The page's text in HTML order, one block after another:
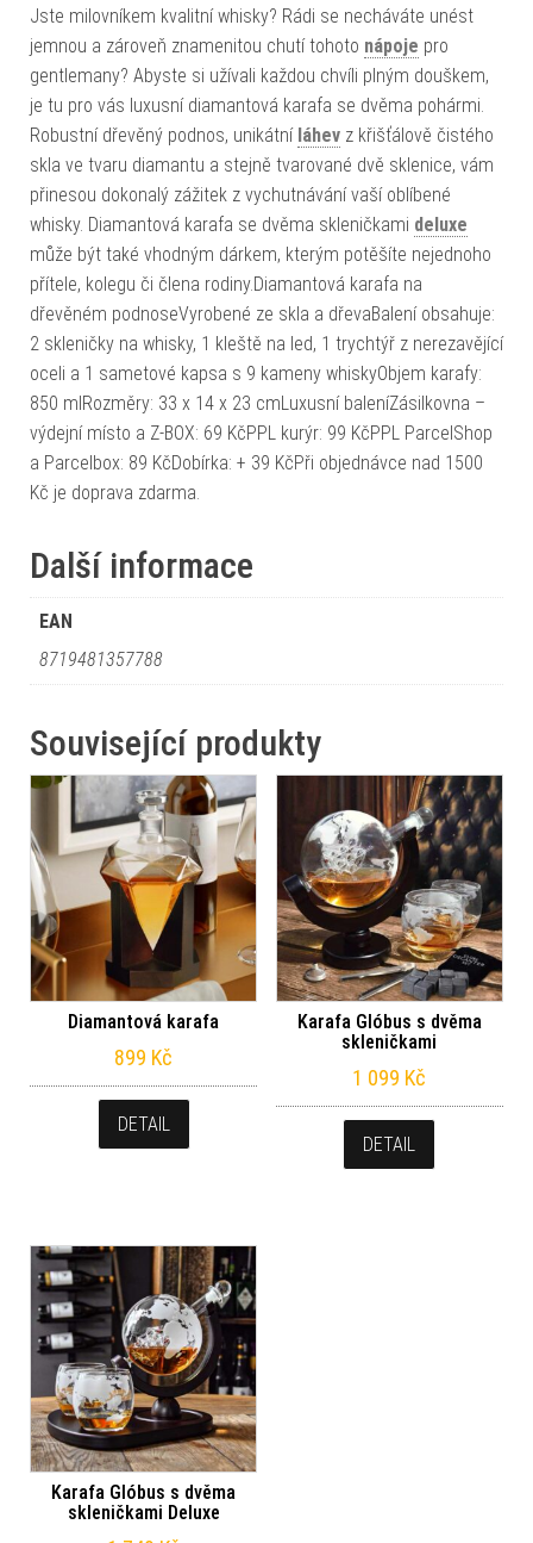
Jste milovníkem kvalitní whisky? Rádi se necháváte unést
jemnou a zároveň znamenitou chutí tohoto nápoje pro
gentlemany? Abyste si užívali každou chvíli plným douškem,
je tu pro vás luxusní diamantová karafa se dvěma pohármi.
Robustní dřevěný podnos, unikátní láhev z křišťálově čistého
skla ve tvaru diamantu a stejně tvarované dvě sklenice, vám
přinesou dokonalý zážitek z vychutnávání vaší oblíbené
whisky. Diamantová karafa se dvěma skleničkami deluxe
může být také vhodným dárkem, kterým potěšíte nejednoho
přítele, kolegu či člena rodiny.Diamantová karafa na
dřevěném podnoseVyrobené ze skla a dřevaBalení obsahuje:
2 skleničky na whisky, 1 kleště na led, 1 trychtýř z nerezavějící
oceli a 1 sametové kapsa s 9 kameny whiskyObjem karafy:
850 mlRozměry: 33 x 14 x 23 cmLuxusní baleníZásilkovna –
výdejní místo a Z-BOX: 69 KčPPL kurýr: 99 KčPPL ParcelShop
a Parcelbox: 89 KčDobírka: + 39 KčPři objednávce nad 1500
Kč je doprava zdarma.
Další informace
EAN
8719481357788
Související produkty
Diamantová karafa
899 Kč
DETAIL
Karafa Glóbus s dvěma
skleničkami
1 099 Kč
DETAIL
Karafa Glóbus s dvěma
skleničkami Deluxe